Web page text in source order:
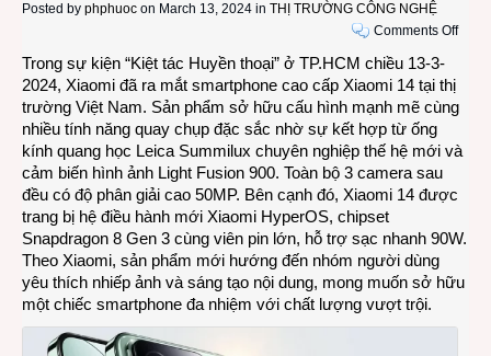
Posted by phphuoc on March 13, 2024 in THỊ TRƯỜNG CÔNG NGHỆ
Comments Offon
cao
với
Leica
Trong sự kiện “Kiệt tác Huyền thoại” ở TP.HCM chiều 13-3-
2024, Xiaomi đã ra mắt smartphone cao cấp Xiaomi 14 tại thị
trường Việt Nam. Sản phẩm sở hữu cấu hình mạnh mẽ cùng
nhiều tính năng quay chụp đặc sắc nhờ sự kết hợp từ ống
kính quang học Leica Summilux chuyên nghiệp thế hệ mới và
cảm biến hình ảnh Light Fusion 900. Toàn bộ 3 camera sau
đều có độ phân giải cao 50MP. Bên cạnh đó, Xiaomi 14 được
trang bị hệ điều hành mới Xiaomi HyperOS, chipset
Snapdragon 8 Gen 3 cùng viên pin lớn, hỗ trợ sạc nhanh 90W.
Theo Xiaomi, sản phẩm mới hướng đến nhóm người dùng
yêu thích nhiếp ảnh và sáng tạo nội dung, mong muốn sở hữu
một chiếc smartphone đa nhiệm với chất lượng vượt trội.